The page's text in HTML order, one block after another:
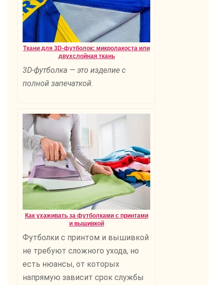
Ткани для 3D-футболок: микролакоста или
двухслойная ткань
3D-футболка — это изделие с
полной запечаткой.
Как ухаживать за футболками с принтами
и вышивкой
Футболки с принтом и вышивкой
не требуют сложного ухода, но
есть нюансы, от которых
напрямую зависит срок службы